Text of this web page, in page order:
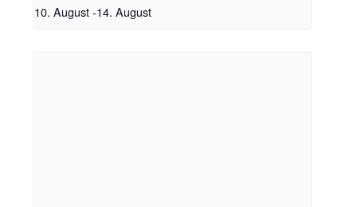
10. August -14. August